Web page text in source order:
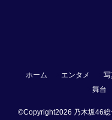
ホーム エンタメ 写
舞台
©Copyright2026 乃木坂46